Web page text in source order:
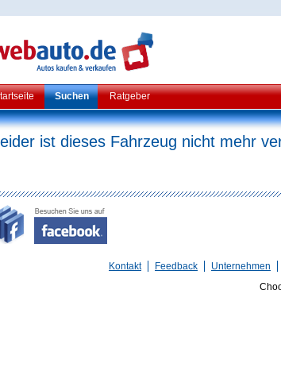
Suchen Ratgeber
ist dieses Fahrzeug nicht mehr
Kontakt
Feedback Unternehmen